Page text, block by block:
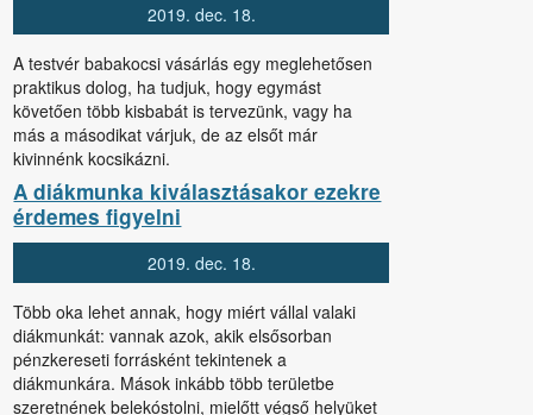
2019. dec. 18.
A testvér babakocsi vásárlás egy meglehetősen
praktikus dolog, ha tudjuk, hogy egymást
követően több kisbabát is tervezünk, vagy ha
más a másodikat várjuk, de az elsőt már
kivinnénk kocsikázni.
A diákmunka kiválasztásakor ezekre
érdemes figyelni
2019. dec. 18.
Több oka lehet annak, hogy miért vállal valaki
diákmunkát: vannak azok, akik elsősorban
pénzkereseti forrásként tekintenek a
diákmunkára. Mások inkább több területbe
szeretnének belekóstolni, mielőtt végső helyüket